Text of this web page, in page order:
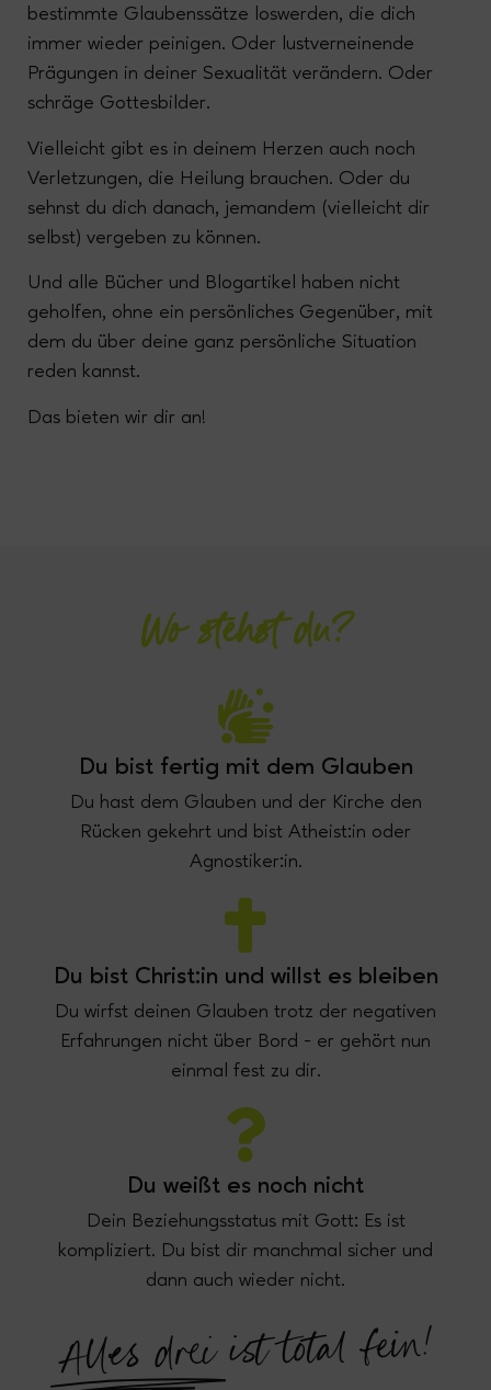
bestimmte Glaubenssätze loswerden, die dich
immer wieder peinigen. Oder lustverneinende
Prägungen in deiner Sexualität verändern. Oder
schräge Gottesbilder.
Vielleicht gibt es in deinem Herzen auch noch
Verletzungen, die Heilung brauchen. Oder du
sehnst du dich danach, jemandem (vielleicht dir
selbst) vergeben zu können.
Und alle Bücher und Blogartikel haben nicht
geholfen, ohne ein persönliches Gegenüber, mit
dem du über deine ganz persönliche Situation
reden kannst.
Das bieten wir dir an!
Wo stehst du?
Du bist fertig mit dem Glauben
Du hast dem Glauben und der Kirche den
Rücken gekehrt und bist Atheist:in oder
Agnostiker:in.
Du bist Christ:in und willst es bleiben
Du wirfst deinen Glauben trotz der negativen
Erfahrungen nicht über Bord - er gehört nun
einmal fest zu dir.
Du weißt es noch nicht
Dein Beziehungsstatus mit Gott: Es ist
kompliziert. Du bist dir manchmal sicher und
dann auch wieder nicht.
Alles dreiist total fein!